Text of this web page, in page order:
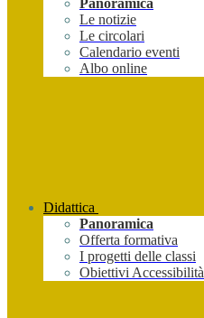
Panoramica
Le notizie
Le circolari
Calendario eventi
Albo online
Didattica
Panoramica
Offerta formativa
I progetti delle classi
Obiettivi Accessibilità